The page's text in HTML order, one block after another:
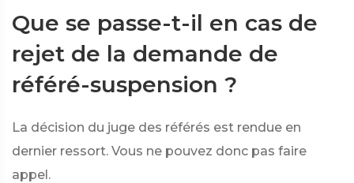
Que se passe-t-il en cas de
rejet de la demande de
référé-suspension ?
La décision du juge des référés est rendue en
dernier ressort. Vous ne pouvez donc pas faire
appel.